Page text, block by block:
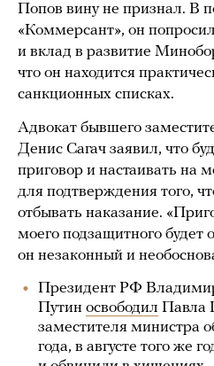
Попов вину не признал. В
«Коммерсант», он попросил
и вклад в развитие
что он находится
санкционных списках.
Адвокат бывшего
Денис Сагач заявил, что
приговор и настаивать на
для подтверждения того,
отбывать наказание.
моего подзащитного будет
он незаконный и
Президент РФ
Путин освободил Павла
заместителя министра
года, в августе того же